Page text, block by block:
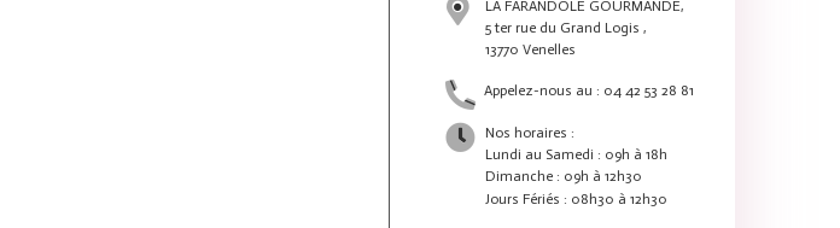
LA FARANDOLE GOURMANDE,
5 ter rue du Grand Logis ,
13770 Venelles
Appelez-nous au : 04 42 53 28 81
Nos horaires :
Lundi au Samedi : 09h à 18h
Dimanche : 09h à 12h30
Jours Fériés : 08h30 à 12h30